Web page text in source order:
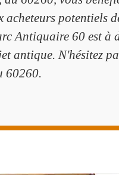
potentiels
Antiquaire 60 est à
antique. N'hésitez
60260.